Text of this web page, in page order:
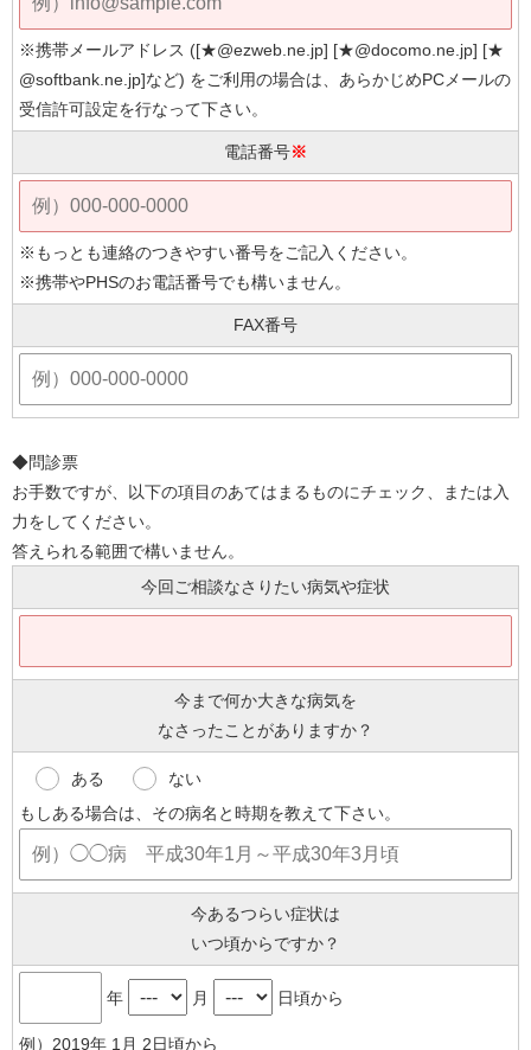
※携帯メールアドレス ([★@ezweb.ne.jp] [★@docomo.ne.jp] [★
@softbank.ne.jp]など) をご利用の場合は、あらかじめPCメールの
受信許可設定を行なって下さい。
電話番号※
※もっとも連絡のつきやすい番号をご記入ください。
※携帯やPHSのお電話番号でも構いません。
FAX番号
◆問診票
お手数ですが、以下の項目のあてはまるものにチェック、または入
力をしてください。
答えられる範囲で構いません。
今回ご相談なさりたい病気や症状
今まで何か大きな病気を
なさったことがありますか？
ある
ない
もしある場合は、その病名と時期を教えて下さい。
今あるつらい症状は
いつ頃からですか？
年 月 日頃から
例）2019年 1月 2日頃から